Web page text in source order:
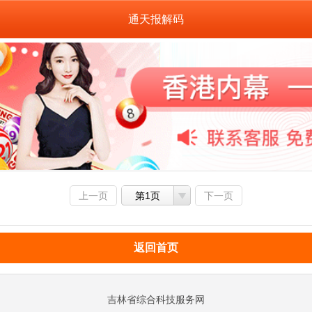
通天报解码
上一页 第1页 下一页
返回首页
吉林省综合科技服务网